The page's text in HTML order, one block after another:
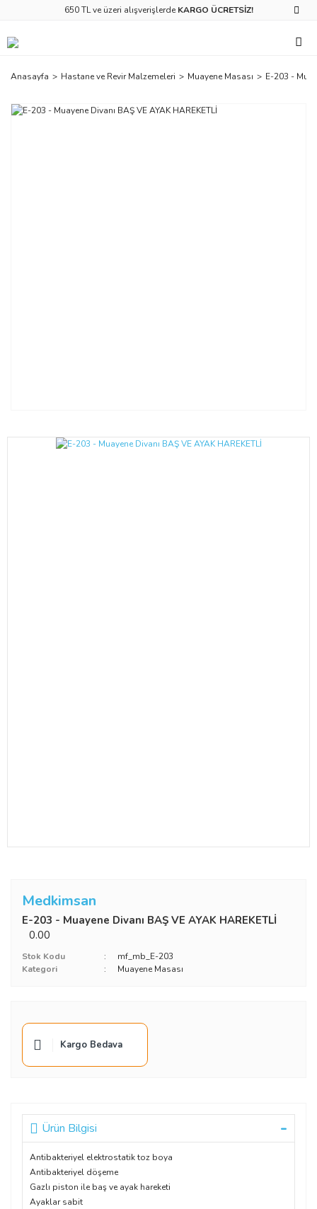
650 TL ve üzeri alışverişlerde KARGO ÜCRETSİZ!
Anasayfa Hastane ve Revir Malzemeleri Muayene Masası E-203 -
Medkimsan
E-203 - Muayene Divanı BAŞ VE AYAK HAREKETLİ
0.00
Stok Kodu
mf_mb_E-203
Kategori
Muayene Masası
Kargo Bedava
Ürün Bilgisi
Antibakteriyel elektrostatik toz boya
Antibakteriyel döşeme
Gazlı piston ile baş ve ayak hareketi
Ayaklar sabit